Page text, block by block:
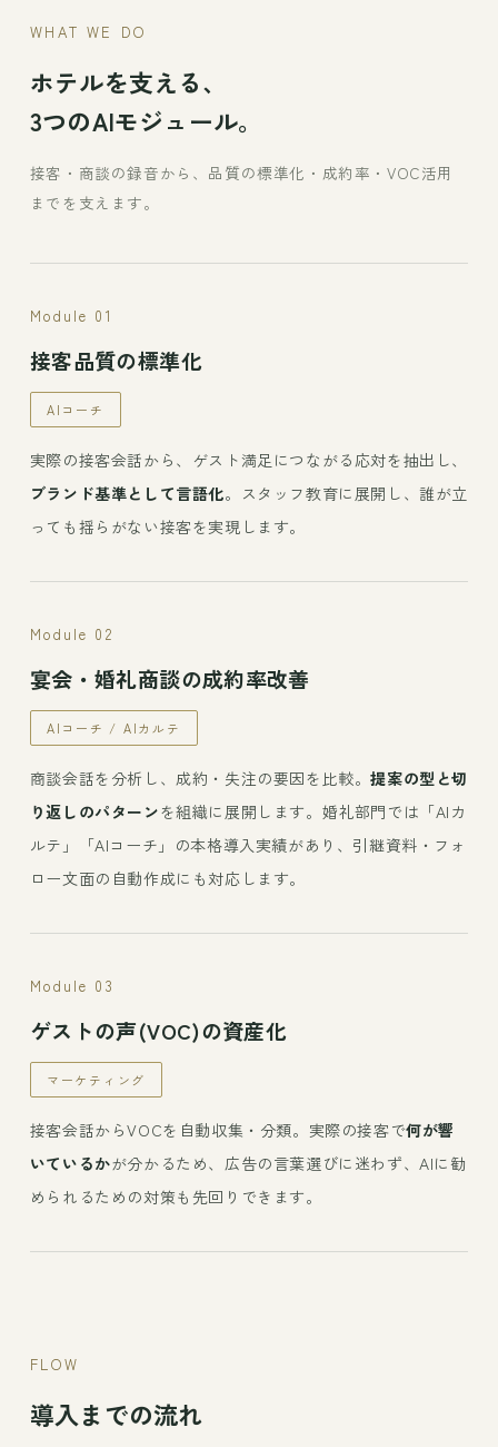
WHAT WE DO
ホテルを支える、
3つのAIモジュール。
接客・商談の録音から、品質の標準化・成約率・VOC活用
までを支えます。
Module 01
接客品質の標準化
AIコーチ
実際の接客会話から、ゲスト満足につながる応対を抽出し、
ブランド基準として言語化。スタッフ教育に展開し、誰が立
っても揺らがない接客を実現します。
Module 02
宴会・婚礼商談の成約率改善
AIコーチ / AIカルテ
商談会話を分析し、成約・失注の要因を比較。提案の型と切
り返しのパターンを組織に展開します。婚礼部門では「AIカ
ルテ」「AIコーチ」の本格導入実績があり、引継資料・フォ
ロー文面の自動作成にも対応します。
Module 03
ゲストの声(VOC)の資産化
マーケティング
接客会話からVOCを自動収集・分類。実際の接客で何が響
いているかが分かるため、広告の言葉選びに迷わず、AIに勧
められるための対策も先回りできます。
FLOW
導入までの流れ